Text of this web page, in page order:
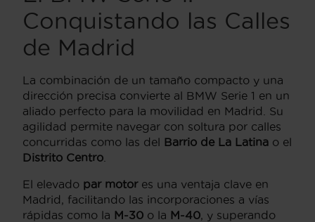
Conquistando las Calles
de Madrid
La combinación de un tamaño compacto y una
dirección precisa convierte al BMW Serie 1 en un
aliado perfecto para la movilidad en Madrid. Su
agilidad permite navegar con soltura por calles
concurridas como las del Barrio de La Latina o el
Distrito Centro
El elevado par motores una ventaja clave en
Madrid, facilitando las incorporaciones a vías
rápidas como la M-30 o la M-40 , y superando